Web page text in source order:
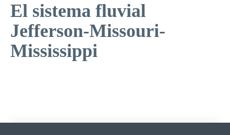
El sistema fluvial
Jefferson-Missouri-
Mississippi